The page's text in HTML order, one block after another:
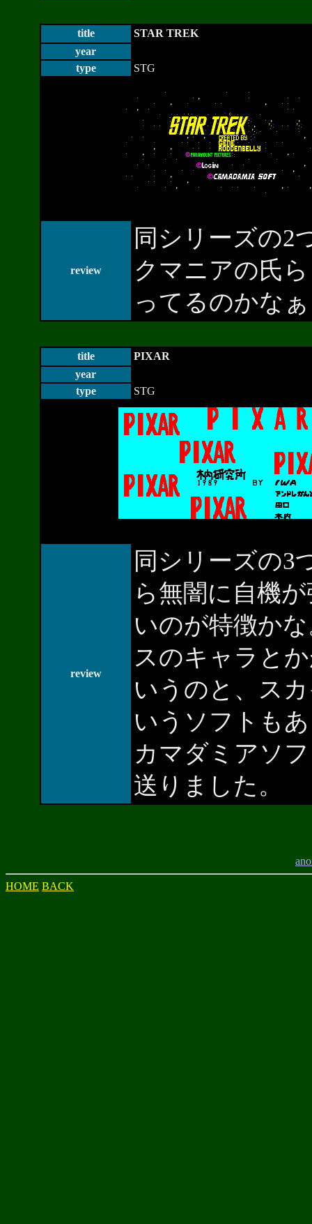
title
STAR TREK
year
type
STG
review
同シリーズの2
クマニアの氏
ってるのかな
title
PIXAR
year
type
STG
review
同シリーズの3
ら無闇に自機
いのが特徴か
スのキャラと
いうのと、ス
いうソフトも
カマダミアソ
送りました。
HOME BACK